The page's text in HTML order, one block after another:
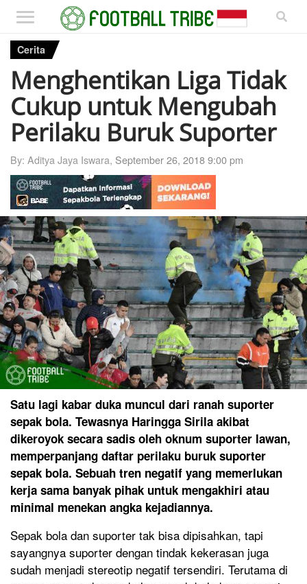
Cerita
Menghentikan Liga Tidak
Cukup untuk Mengubah
Perilaku Buruk Suporter
By: Aditya Jaya Iswara, September 26, 2018 9:00 pm
Satu lagi kabar duka muncul dari ranah suporter
sepak bola. Tewasnya Haringga Sirila akibat
dikeroyok secara sadis oleh oknum suporter lawan,
memperpanjang daftar perilaku buruk suporter
sepak bola. Sebuah tren negatif yang memerlukan
kerja sama banyak pihak untuk mengakhiri atau
minimal menekan angka kejadiannya.
Sepak bola dan suporter tak bisa dipisahkan, tapi
sayangnya suporter dengan tindak kekerasan juga
sudah menjadi stereotip negatif tersendiri. Terutama di